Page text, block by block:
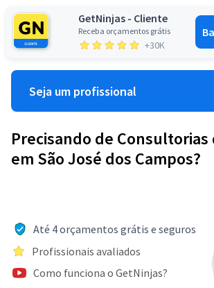
GetNinjas - Cliente
Receba orçamentos grátis
+30K
Seja um profissional
Precisando de Consultorias
em São José dos Campos?
Até 4 orçamentos grátis e seguros
Profissionais avaliados
Como funciona o GetNinjas?